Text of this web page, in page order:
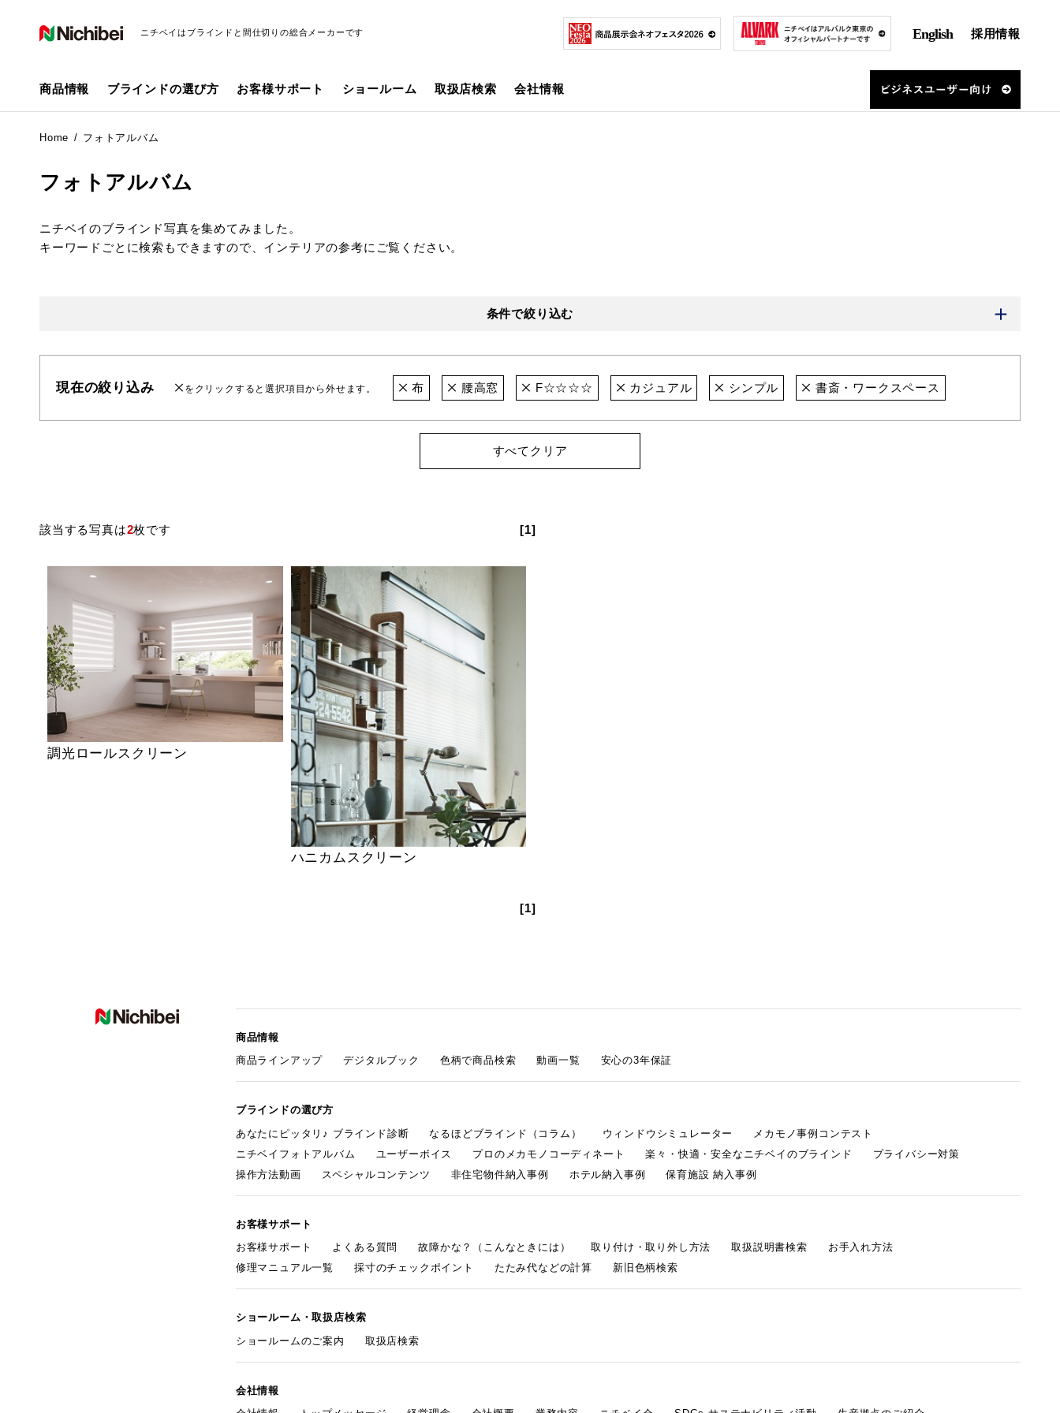
ニチベイはブラインドと間仕切りの総合メーカーです English 採用情報
商品情報 ブラインドの選び方 お客様サポート ショールーム 取扱店検索 会社情報
Home フォトアルバム
フォトアルバム
ニチベイのブラインド写真を集めてみました。
キーワードごとに検索もできますので、インテリアの参考にご覧ください。
条件で絞り込む
現在の絞り込み をクリックすると選択項目から外せます。 布 腰高窓 F☆☆☆☆ カジュアル シンプル 書斎・ワークスペース
すべてクリア
該当する写真は2枚です [1]
調光ロールスクリーン
ハニカムスクリーン
[1]
商品情報
商品ラインアップ
デジタルブック 色柄で商品検索 動画一覧 安心の3年保証
ブラインドの選び方
あなたにピッタリ♪ ブラインド診断
なるほどブラインド（コラム） ウィンドウシミュレーター
メカモノ事例コンテスト
ニチベイフォトアルバム
ユーザーボイス プロのメカモノコーディネート 楽々・快適・安全なニチベイのブラインド
プライバシー対策
操作方法動画
スペシャルコンテンツ 非住宅物件納入事例 ホテル納入事例 保育施設 納入事例
お客様サポート
お客様サポート
よくある質問 故障かな？（こんなときには） 取り付け・取り外し方法 取扱説明書検索
お手入れ方法
修理マニュアル一覧
採寸のチェックポイント たたみ代などの計算 新旧色柄検索
ショールーム・取扱店検索
ショールームのご案内
取扱店検索
会社情報